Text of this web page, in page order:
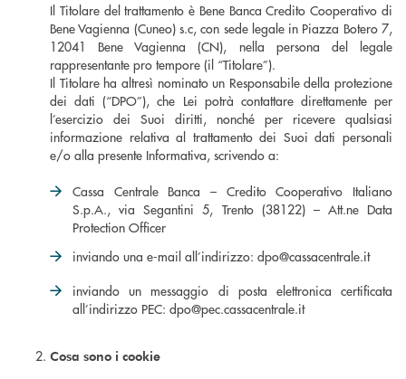
Il Titolare del trattamento è Bene Banca Credito Cooperativo di
Bene Vagienna (Cuneo) s.c, con sede legale in Piazza Botero 7,
12041 Bene Vagienna (CN), nella persona del legale
rappresentante pro tempore (il “Titolare”).
Il Titolare ha altresì nominato un Responsabile della protezione
dei dati (“DPO”), che Lei potrà contattare direttamente per
l’esercizio dei Suoi diritti, nonché per ricevere qualsiasi
informazione relativa al trattamento dei Suoi dati personali
e/o alla presente Informativa, scrivendo a:
Cassa Centrale Banca – Credito Cooperativo Italiano
S.p.A., via Segantini 5, Trento (38122) – Att.ne Data
Protection Officer
inviando una e-mail all’indirizzo: dpo@cassacentrale.it
inviando un messaggio di posta elettronica certificata
all’indirizzo PEC: dpo@pec.cassacentrale.it
Cosa sono i cookie